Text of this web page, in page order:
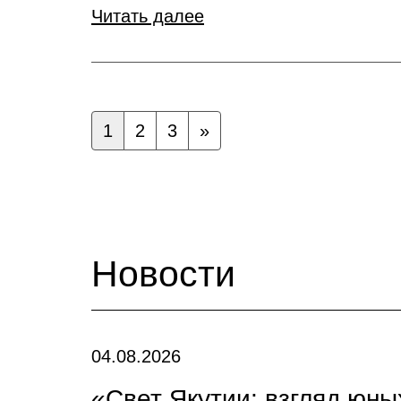
Читать далее
1 2 3 »
Новости
04.08.2026